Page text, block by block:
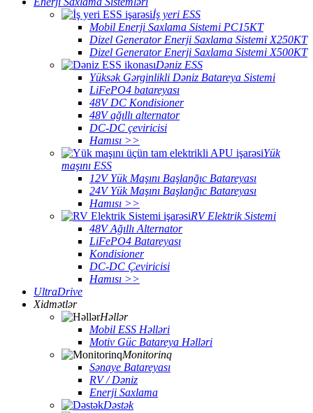
İş yeri ESS
Mobil Enerji Saxlama Sistemi PC15KT
Dizel Generator Enerji Saxlama Sistemi X250KT
Dizel Generator Enerji Saxlama Sistemi X500KT
Dəniz ESS
Yüksək Gərginlikli Dəniz Batareya Sistemi
LiFePO4 batareyası
48V DC Kondisioner
48V ağıllı alternator
DC-DC çeviricisi
Hamısı >>
Yük
maşını ESS
12V Yük Maşını Başlanğıc Batareyası
24V Yük Maşını Başlanğıc Batareyası
Hamısı >>
RV Elektrik Sistemi
48V Ağıllı Alternator
LiFePO4 Batareyası
Kondisioner
DC-DC Çeviricisi
Hamısı >>
UltraDrive
Xidmətlər
Həllər
Mobil ESS Həlləri
Motiv Güc Batareya Həlləri
Monitorinq
Sənaye Batareyası
RV / Dəniz
Enerji Saxlama
Dəstək